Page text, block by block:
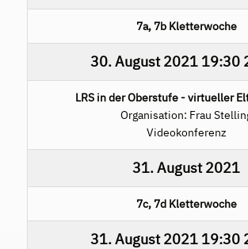
7a, 7b Kletterwoche
30. August 2021 19:30
LRS in der Oberstufe - virtueller
Organisation: Frau
Videokonferenz
31. August 2021
7c, 7d Kletterwoche
31. August 2021 19:30